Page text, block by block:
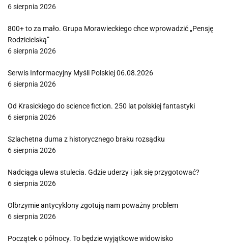
6 sierpnia 2026
800+ to za mało. Grupa Morawieckiego chce wprowadzić „Pensję
Rodzicielską”
6 sierpnia 2026
Serwis Informacyjny Myśli Polskiej 06.08.2026
6 sierpnia 2026
Od Krasickiego do science fiction. 250 lat polskiej fantastyki
6 sierpnia 2026
Szlachetna duma z historycznego braku rozsądku
6 sierpnia 2026
Nadciąga ulewa stulecia. Gdzie uderzy i jak się przygotować?
6 sierpnia 2026
Olbrzymie antycyklony zgotują nam poważny problem
6 sierpnia 2026
Początek o północy. To będzie wyjątkowe widowisko